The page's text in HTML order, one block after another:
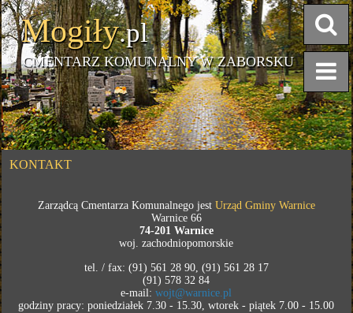
Mogiły.pl
CMENTARZ KOMUNALNY W ZABORSKU
KONTAKT
Zarządcą Cmentarza Komunalnego jest Urząd Gminy Warnice
Warnice 66
74-201 Warnice
woj. zachodniopomorskie
tel. / fax: (91) 561 28 90, (91) 561 28 17
(91) 578 32 84
e-mail:wojt@warnice.pl
godziny pracy: poniedziałek 7.30 - 15.30, wtorek - piątek 7.00 - 15.00